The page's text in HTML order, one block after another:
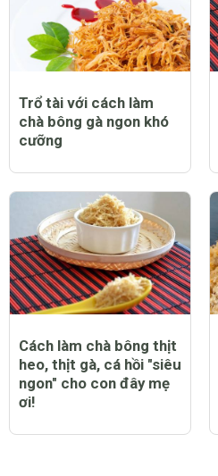
Trổ tài với cách làm
chà bông gà ngon khó
cưỡng
Cách làm chà bông thịt
heo, thịt gà, cá hồi "siêu
ngon" cho con đây mẹ
ơi!